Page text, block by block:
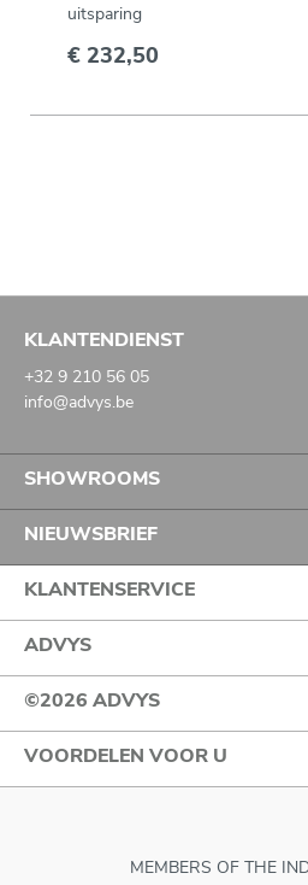
uitsparing
€ 232,50
KLANTENDIENST
+32 9 210 56 05
info@advys.be
SHOWROOMS
NIEUWSBRIEF
KLANTENSERVICE
ADVYS
©2026 ADVYS
VOORDELEN VOOR U
MEMBERS OF THE